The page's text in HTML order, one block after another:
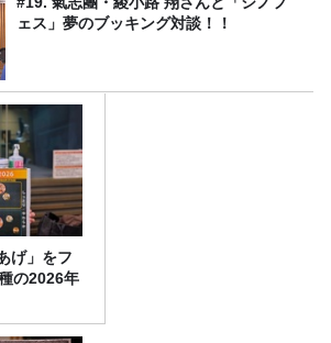
ェス」夢のブッキング対談！！
げ」をフ
の2026年